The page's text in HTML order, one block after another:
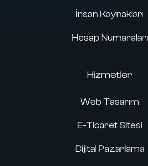
İnsan Kaynakları
Hesap Numaraları
Hizmetler
Web Tasarım
E-Ticaret Sitesi
Dijital Pazarlama